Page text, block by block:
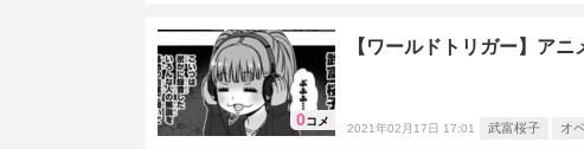
0コメ
【ワールドトリガー】ア
2021年02月17日 17:01 武富桜子 オ